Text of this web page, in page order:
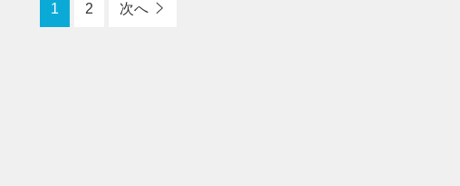
1 2 次へ